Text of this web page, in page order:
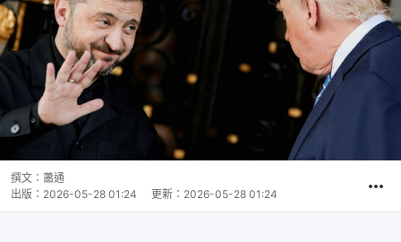
撰文： 蕭通
出版： 2026-05-28 01:24 更新： 2026-05-28 01:24